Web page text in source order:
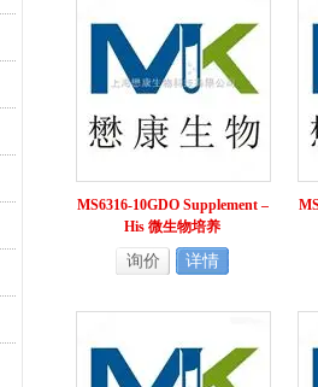
MS6316-10GDO Supplement –
His 微生物培养
询价 详情